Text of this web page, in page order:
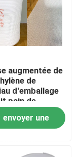
augmentée de
de
d'emballage
pain de
de
EPE
envoyer une